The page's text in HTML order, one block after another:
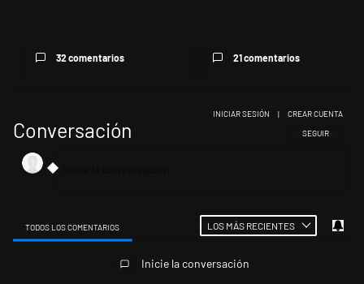
32 comentarios 21 comentarios
Conversación SIGA ESTA
SEGUIR
INICIAR SESIÓN | CREAR CUENTA
TODOS LOS COMENTARIOS LOS MÁS RECIENTES
Inicie la conversación